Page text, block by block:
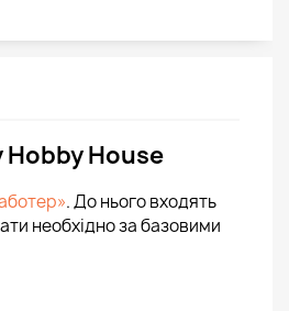
Hobby House
. До нього входять
необхідно за базовими